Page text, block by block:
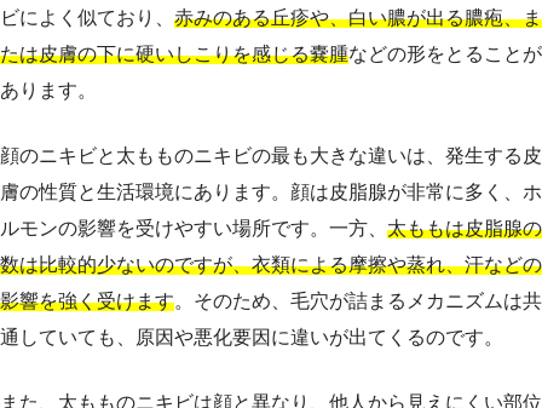
ビによく似ており、 赤みのある丘疹や、白い膿が出る膿疱、ま
たは皮膚の下に硬いしこりを感じる嚢腫などの形をとることが
あります。
顔のニキビと太もものニキビの最も大きな違いは、発生する皮
膚の性質と生活環境にあります。顔は皮脂腺が非常に多く、ホ
ルモンの影響を受けやすい場所です。一方、 太ももは皮脂腺の
数は比較的少ないのですが、衣類による摩擦や蒸れ、汗などの
影響を強く受けます。そのため、毛穴が詰まるメカニズムは共
通していても、原因や悪化要因に違いが出てくるのです。
また、太もものニキビは顔と異なり、他人から見えにくい部位